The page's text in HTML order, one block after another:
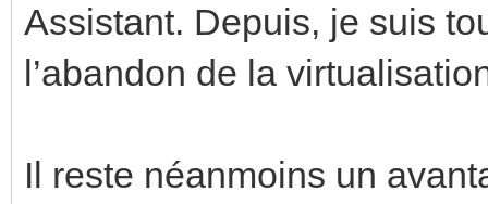
Assistant. Depuis, je suis
l’abandon de la
Il reste néanmoins un